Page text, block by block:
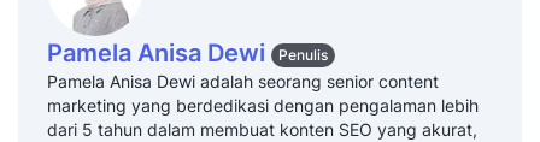
Pamela Anisa Dewi Penulis
Pamela Anisa Dewi adalah seorang senior content
marketing yang berdedikasi dengan pengalaman lebih
dari 5 tahun dalam membuat konten SEO yang akurat,